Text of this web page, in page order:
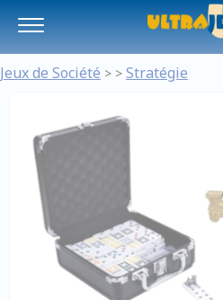
Jeux de Société > > Stratégie